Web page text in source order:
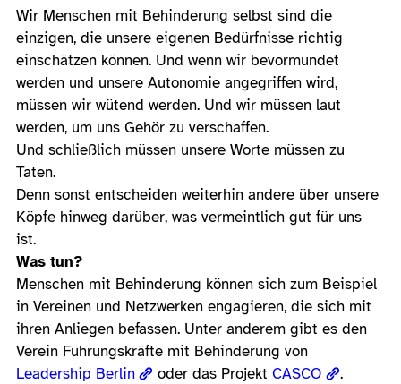
Wir Menschen mit Behinderung selbst sind die
einzigen, die unsere eigenen Bedürfnisse richtig
einschätzen können. Und wenn wir bevormundet
werden und unsere Autonomie angegriffen wird,
müssen wir wütend werden. Und wir müssen laut
werden, um uns Gehör zu verschaffen.
Und schließlich müssen unsere Worte müssen zu
Taten.
Denn sonst entscheiden weiterhin andere über unsere
Köpfe hinweg darüber, was vermeintlich gut für uns
ist.
Was tun?
Menschen mit Behinderung können sich zum Beispiel
in Vereinen und Netzwerken engagieren, die sich mit
ihren Anliegen befassen. Unter anderem gibt es den
Verein Führungskräfte mit Behinderung von
Leadership Berlin
oder das ProjektCASCO
.